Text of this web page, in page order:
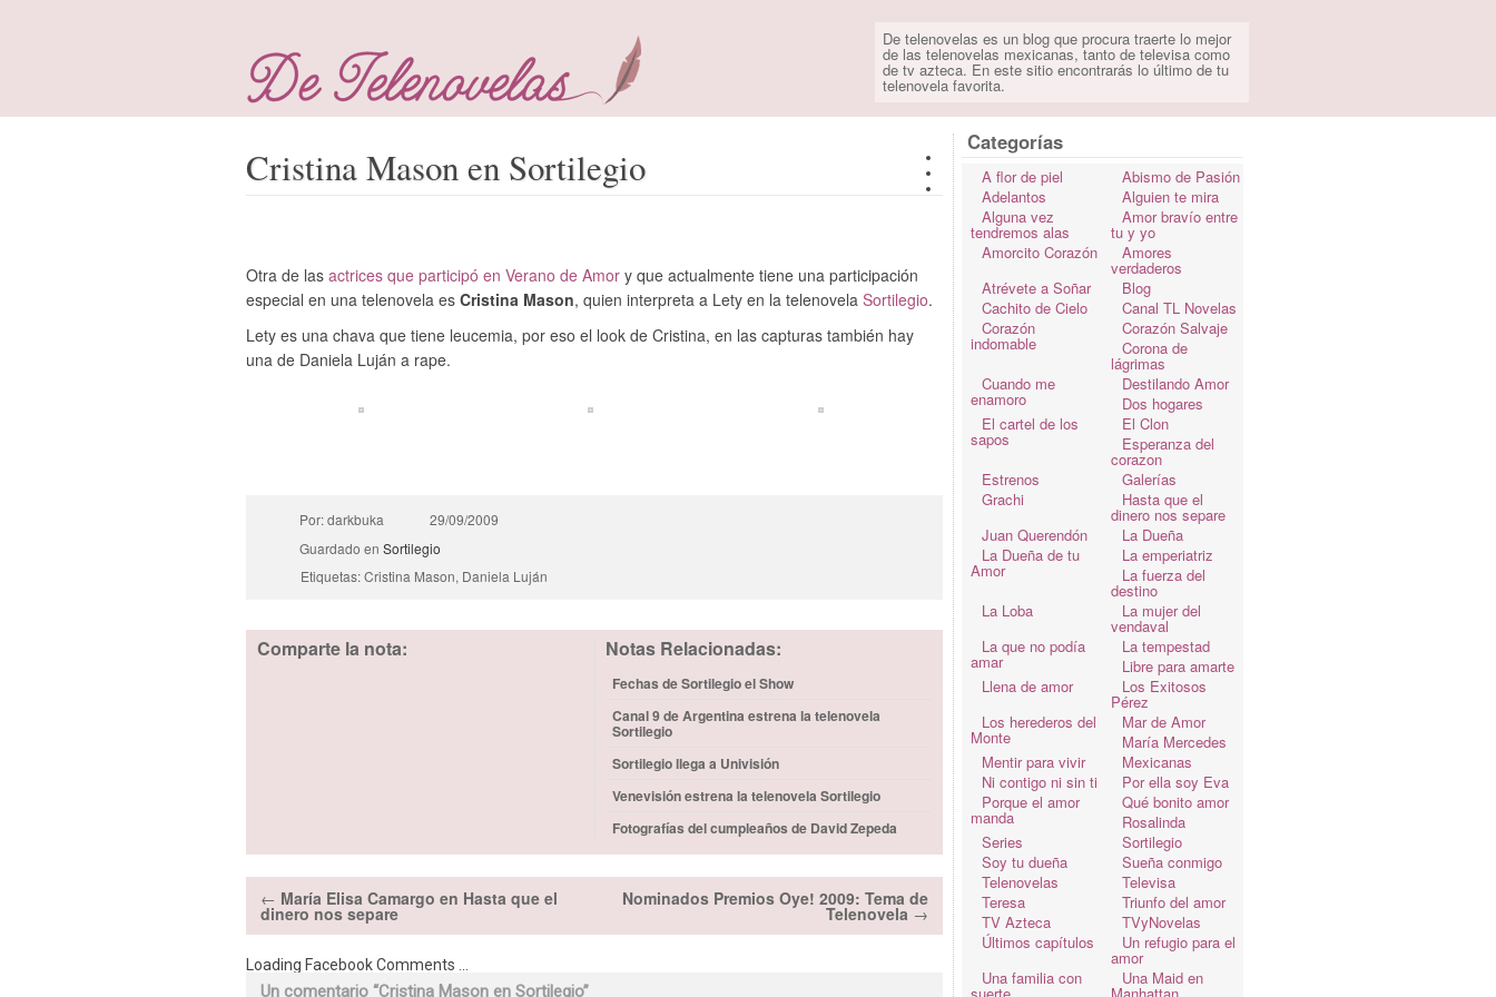
De telenovelas es un blog que procura traerte lo mejor
de las telenovelas mexicanas, tanto de televisa como
de tv azteca. En este sitio encontrarás lo último de tu
telenovela favorita.
Cristina Mason en Sortilegio
Otra de lasactrices que participó en Verano de Amor y que actualmente tiene una participación
especial en una telenovela esCristina Mason, quien interpreta a Lety en la telenovelaSortilegio.
Lety es una chava que tiene leucemia, por eso el look de Cristina, en las capturas también hay
una de Daniela Luján a rape.
Por: darkbuka
29/09/2009
Guardado en Sortilegio
Etiquetas: Cristina Mason, Daniela Luján
Comparte la nota: Notas Relacionadas:
Fechas de Sortilegio el Show
Canal 9 de Argentina estrena la telenovela
Sortilegio
Sortilegio llega a Univisión
Venevisión estrena la telenovela Sortilegio
Fotografías del cumpleaños de David Zepeda
← María Elisa Camargo en Hasta que el
dinero nos separe
Nominados Premios Oye! 2009: Tema de
Telenovela →
Loading Facebook Comments ...
Un comentario “Cristina Mason en Sortilegio”
Categorías
A flor de piel
Abismo de Pasión
Adelantos
Alguien te mira
Alguna vez
tendremos alas
Amor bravío entre
tu y yo
Amorcito Corazón
Amores
verdaderos
Atrévete a Soñar
Blog
Cachito de Cielo
Canal TL Novelas
Corazón
indomable
Corazón Salvaje
Corona de
lágrimas
Cuando me
enamoro
Destilando Amor
Dos hogares
El cartel de los
sapos
El Clon
Esperanza del
corazon
Estrenos
Galerías
Grachi
Hasta que el
dinero nos separe
Juan Querendón
La Dueña
La Dueña de tu
Amor
La emperiatriz
La fuerza del
destino
La Loba
La mujer del
vendaval
La que no podía
amar
La tempestad
Libre para amarte
Llena de amor
Los Exitosos
Pérez
Los herederos del
Monte
Mar de Amor
María Mercedes
Mentir para vivir
Mexicanas
Ni contigo ni sin ti
Por ella soy Eva
Porque el amor
manda
Qué bonito amor
Rosalinda
Series
Sortilegio
Soy tu dueña
Sueña conmigo
Telenovelas
Televisa
Teresa
Triunfo del amor
TV Azteca
TVyNovelas
Últimos capítulos
Un refugio para el
amor
Una familia con
Una Maid en